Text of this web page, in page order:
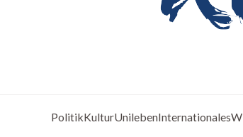
PolitikKulturUnilebenInternationales